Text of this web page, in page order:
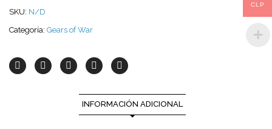
SKU: N/D
Categoría: Gears of War
INFORMACIÓN ADICIONAL
CLP